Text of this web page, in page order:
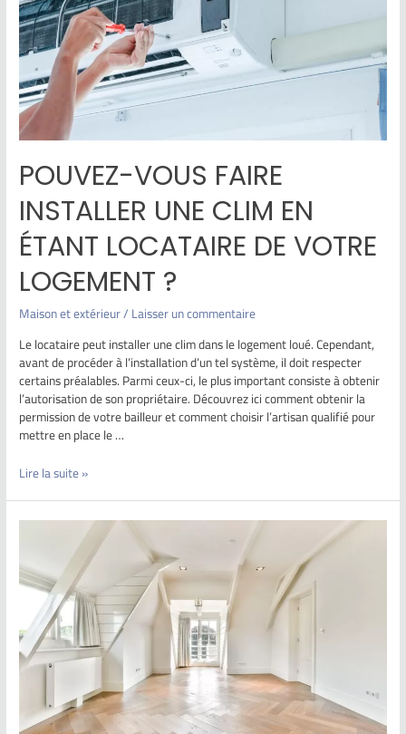
POUVEZ-VOUS FAIRE
INSTALLER UNE CLIM EN
ÉTANT LOCATAIRE DE VOTRE
LOGEMENT ?
Maison et extérieur/Laisser un commentaire
Le locataire peut installer une clim dans le logement loué. Cependant,
avant de procéder à l’installation d’un tel système, il doit respecter
certains préalables. Parmi ceux-ci, le plus important consiste à obtenir
l’autorisation de son propriétaire. Découvrez ici comment obtenir la
permission de votre bailleur et comment choisir l’artisan qualifié pour
mettre en place le …
Lire la suite »